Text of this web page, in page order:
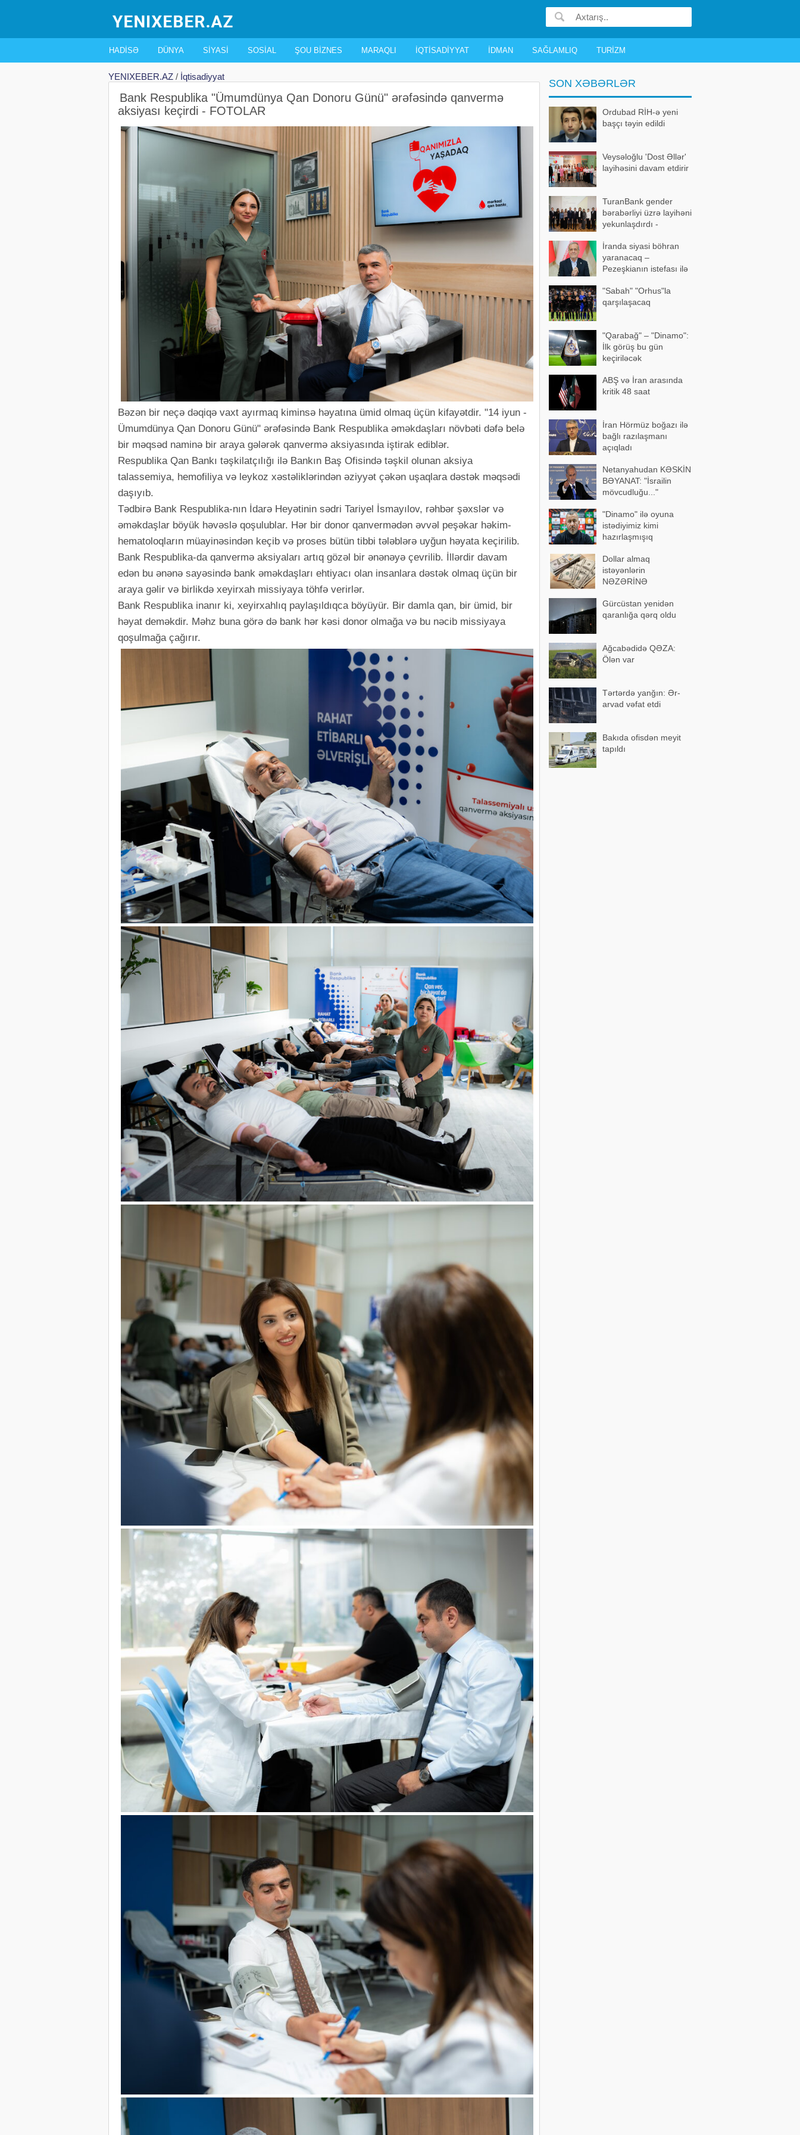
HADISƏ DÜNYA SIYASI SOSIAL ŞOU BIZNES MARAQLI İQTISADIYYAT İDMAN SAĞLAMLIQ TURIZM
YENIXEBER.AZ / İqtisadiyyat
Bank Respublika "Ümumdünya Qan Donoru Günü" ərəfəsində qanvermə
aksiyası keçirdi - FOTOLAR
Bəzən bir neçə dəqiqə vaxt ayırmaq kiminsə həyatına ümid olmaq üçün kifayətdir. "14 iyun -
Ümumdünya Qan Donoru Günü" ərəfəsində Bank Respublika əməkdaşları növbəti dəfə belə
bir məqsəd naminə bir araya gələrək qanvermə aksiyasında iştirak ediblər.
Respublika Qan Bankı təşkilatçılığı ilə Bankın Baş Ofisində təşkil olunan aksiya
talassemiya, hemofiliya və leykoz xəstəliklərindən əziyyət çəkən uşaqlara dəstək məqsədi
daşıyıb.
Tədbirə Bank Respublika-nın İdarə Heyətinin sədri Tariyel İsmayılov, rəhbər şəxslər və
əməkdaşlar böyük həvəslə qoşulublar. Hər bir donor qanvermədən əvvəl peşəkar həkim-
hematoloqların müayinəsindən keçib və proses bütün tibbi tələblərə uyğun həyata keçirilib.
Bank Respublika-da qanvermə aksiyaları artıq gözəl bir ənənəyə çevrilib. İllərdir davam
edən bu ənənə sayəsində bank əməkdaşları ehtiyacı olan insanlara dəstək olmaq üçün bir
araya gəlir və birlikdə xeyirxah missiyaya töhfə verirlər.
Bank Respublika inanır ki, xeyirxahlıq paylaşıldıqca böyüyür. Bir damla qan, bir ümid, bir
həyat deməkdir. Məhz buna görə də bank hər kəsi donor olmağa və bu nəcib missiyaya
qoşulmağa çağırır.
SON XƏBƏRLƏR
Ordubad RİH-ə yeni
başçı təyin edildi
Veysəloğlu 'Dost Əllər'
layihəsini davam etdirir
TuranBank gender
bərabərliyi üzrə layihəni
yekunlaşdırdı -
İranda siyasi böhran
yaranacaq –
Pezeşkianın istefası ilə
"Sabah" "Orhus"la
qarşılaşacaq
"Qarabağ" – "Dinamo":
İlk görüş bu gün
keçiriləcək
ABŞ və İran arasında
kritik 48 saat
İran Hörmüz boğazı ilə
bağlı razılaşmanı
açıqladı
Netanyahudan KƏSKİN
BƏYANAT: "İsrailin
mövcudluğu..."
"Dinamo" ilə oyuna
istədiyimiz kimi
hazırlaşmışıq
Dollar almaq
istəyənlərin
NƏZƏRİNƏ
Gürcüstan yenidən
qaranlığa qərq oldu
Ağcabədidə QƏZA:
Ölən var
Tərtərdə yanğın: Ər-
arvad vəfat etdi
Bakıda ofisdən meyit
tapıldı